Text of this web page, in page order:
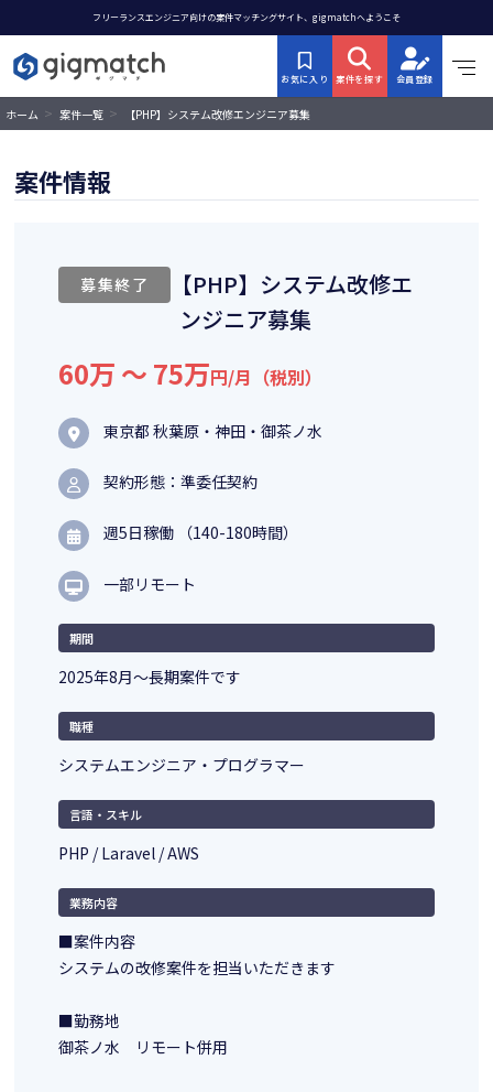
フリーランスエンジニア向けの案件マッチングサイト、gigmatchへようこそ
お気に入り 案件を探す 会員登録
ホーム > 案件一覧 > 【PHP】システム改修エンジニア募集
案件情報
募集終了
【PHP】システム改修エ
ンジニア募集
60万 〜 75万円/月（税別）
東京都 秋葉原・神田・御茶ノ水
契約形態：準委任契約
週5日稼働 （140-180時間）
一部リモート
期間
2025年8月～長期案件です
職種
システムエンジニア・プログラマー
言語・スキル
PHP / Laravel / AWS
業務内容
■案件内容
システムの改修案件を担当いただきます
■勤務地
御茶ノ水 リモート併用